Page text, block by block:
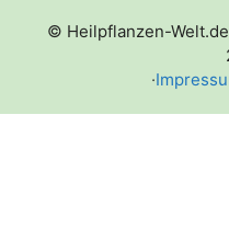
© Heilpflanzen-
·